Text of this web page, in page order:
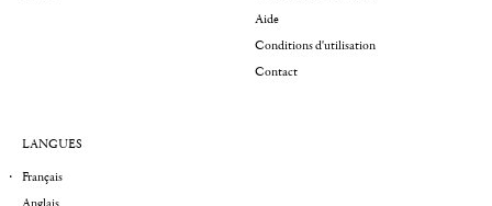
Aide
Conditions d'utilisation
Contact
LANGUES
Français